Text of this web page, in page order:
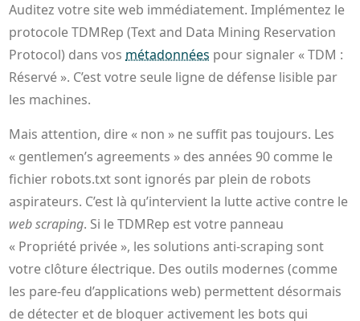
Auditez votre site web immédiatement. Implémentez le
protocole TDMRep (Text and Data Mining Reservation
Protocol) dans vosmétadonnées pour signaler « TDM :
Réservé ». C’est votre seule ligne de défense lisible par
les machines.
Mais attention, dire « non » ne suffit pas toujours. Les
« gentlemen’s agreements » des années 90 comme le
fichier robots.txt sont ignorés par plein de robots
aspirateurs. C’est là qu’intervient la lutte active contre le
web scraping. Si le TDMRep est votre panneau
« Propriété privée », les solutions anti-scraping sont
votre clôture électrique. Des outils modernes (comme
les pare-feu d’applications web) permettent désormais
de détecter et de bloquer activement les bots qui